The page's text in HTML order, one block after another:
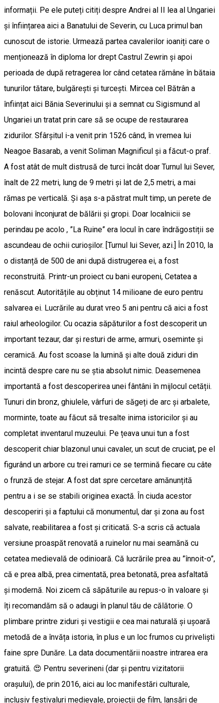
informații. Pe ele puteți citiți despre Andrei al II lea al Ungariei
și înființarea aici a Banatului de Severin, cu Luca primul ban
cunoscut de istorie. Urmează partea cavalerilor ioaniți care o
menționează în diploma lor drept Castrul Zewrin și apoi
perioada de după retragerea lor când cetatea rămâne în bătaia
tunurilor tătare, bulgărești și turcești. Mircea cel Bătrân a
înființat aici Bănia Severinului și a semnat cu Sigismund al
Ungariei un tratat prin care să se ocupe de restaurarea
zidurilor. Sfârșitul i-a venit prin 1526 când, în vremea lui
Neagoe Basarab, a venit Soliman Magnificul și a făcut-o praf.
A fost atât de mult distrusă de turci încât doar Turnul lui Sever,
înalt de 22 metri, lung de 9 metri și lat de 2,5 metri, a mai
rămas pe verticală. Și așa s-a păstrat mult timp, un perete de
bolovani înconjurat de bălării și gropi. Doar localnicii se
perindau pe acolo , ”La Ruine” era locul în care îndrăgostiții se
ascundeau de ochii curioșilor. [Turnul lui Sever, azi.] În 2010, la
o distanță de 500 de ani după distrugerea ei, a fost
reconstruită. Printr-un proiect cu bani europeni, Cetatea a
renăscut. Autoritățile au obținut 14 milioane de euro pentru
salvarea ei. Lucrările au durat vreo 5 ani pentru că aici a fost
raiul arheologilor. Cu ocazia săpăturilor a fost descoperit un
important tezaur, dar și resturi de arme, armuri, oseminte și
ceramică. Au fost scoase la lumină și alte două ziduri din
incintă despre care nu se știa absolut nimic. Deasemenea
importantă a fost descoperirea unei fântâni în mijlocul cetății.
Tunuri din bronz, ghiulele, vârfuri de săgeți de arc și arbalete,
morminte, toate au făcut să tresalte inima istoricilor și au
completat inventarul muzeului. Pe țeava unui tun a fost
descoperit chiar blazonul unui cavaler, un scut de cruciat, pe el
figurând un arbore cu trei ramuri ce se termină fiecare cu câte
o frunză de stejar. A fost dat spre cercetare amănunțită
pentru a i se se stabili originea exactă. În ciuda acestor
descoperiri și a faptului că monumentul, dar și zona au fost
salvate, reabilitarea a fost și criticată. S-a scris că actuala
versiune proaspăt renovată a ruinelor nu mai seamănă cu
cetatea medievală de odinioară. Că lucrările prea au ”înnoit-o”,
că e prea albă, prea cimentată, prea betonată, prea asfaltată
și modernă. Noi zicem că săpăturile au repus-o în valoare și
îți recomandăm să o adaugi în planul tău de călătorie. O
plimbare printre ziduri și vestigii e cea mai naturală și ușoară
metodă de a învăța istoria, în plus e un loc frumos cu priveliști
faine spre Dunăre. La data documentării noastre intrarea era
gratuită. 😍 Pentru severineni (dar şi pentru vizitatorii
oraşului), de prin 2016, aici au loc manifestări culturale,
inclusiv festivaluri medievale, proiecţii de film, lansări de